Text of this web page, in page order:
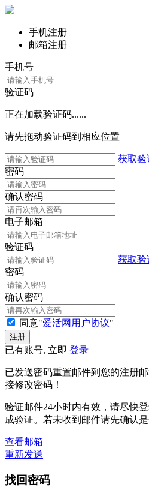
手机注册
邮箱注册
手机号
验证码
正在加载验证码......
请先拖动验证码到相应位置
获取验
密码
确认密码
电子邮箱
验证码
获取验
密码
确认密码
同意"爱活网用户协议"
已有账号, 立即 登录
已发送密码重置邮件到您的注册
接修改密码！
验证邮件24小时内有效，请尽快
成验证。若未收到邮件请先确认是
查看邮箱
重新发送
找回密码